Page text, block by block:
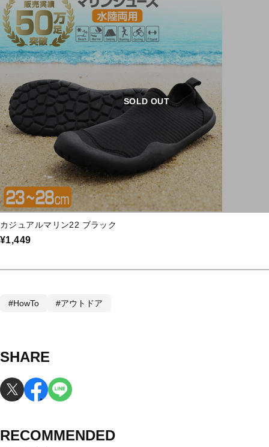
SOLD OUT
カジュアルマリン22 ブラック
¥1,449
#HowTo #アウトドア
SHARE
RECOMMENDED